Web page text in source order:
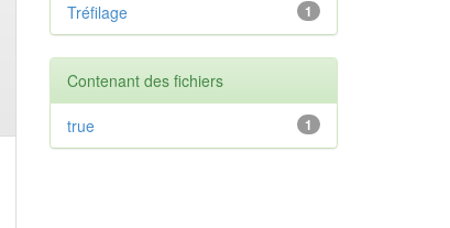
1
Tréfilage
Contenant des fichiers
1
true